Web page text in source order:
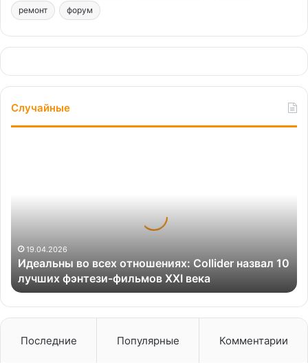
ремонт форум
Случайные
лучших
фэнтези-
фильмов
XXI века
19.04.2026
Идеальны во всех отношениях: Collider назвал 10
лучших фэнтези-фильмов XXI века
Последние Популярные Комментарии